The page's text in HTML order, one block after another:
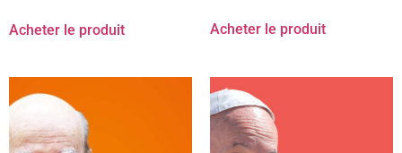
Acheter le produit Acheter le produit